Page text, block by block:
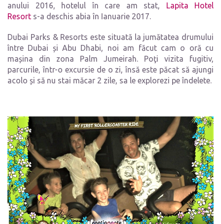
anului 2016, hotelul în care am stat, Lapita Hotel
Resort s-a deschis abia în Ianuarie 2017.
Dubai Parks & Resorts este situată la jumătatea drumului
între Dubai și Abu Dhabi, noi am făcut cam o oră cu
mașina din zona Palm Jumeirah. Poţi vizita fugitiv,
parcurile, într-o excursie de o zi, însă este păcat să ajungi
acolo și să nu stai măcar 2 zile, sa le explorezi pe îndelete.